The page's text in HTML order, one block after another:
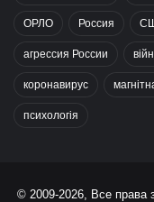
ОРЛО Россия
агрессия России
коронавирус
психологія
© 2009-2026, Все